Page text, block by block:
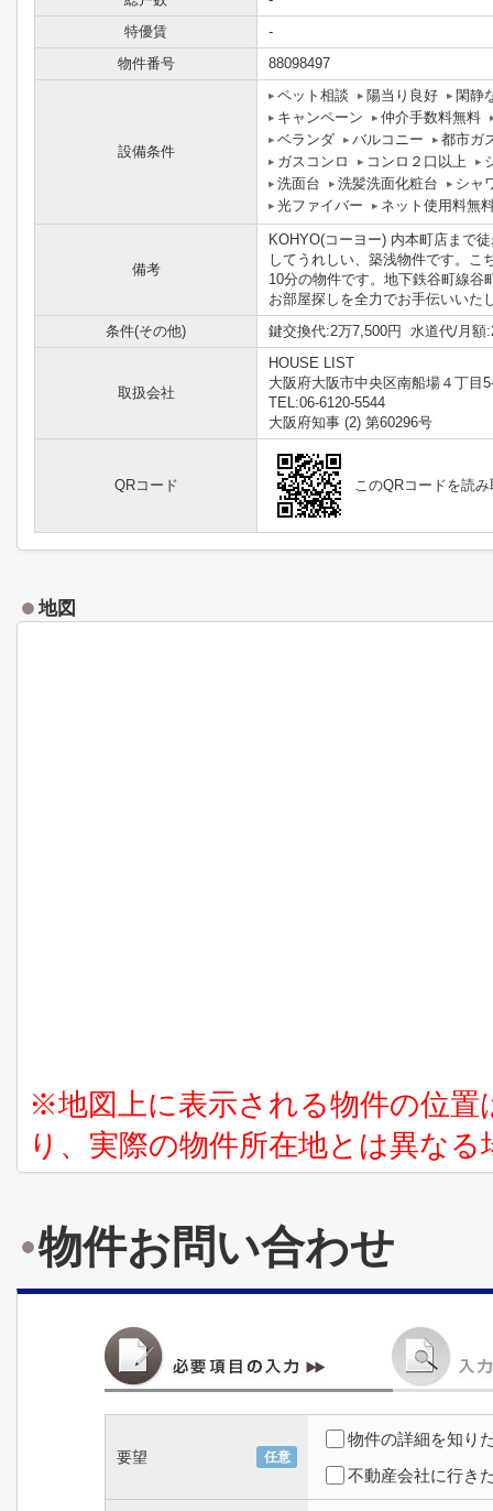
特優賃
-
物件番号
88098497
設備条件
ペット相談 陽当り良好
閑静
キャンペーン
仲介手数料無料
ベランダ
バルコニー
都市ガ
ガスコンロ
コンロ２口以上
洗面台
洗髪洗面化粧台
シャ
光ファイバー
ネット使用料無
備考
KOHYO(コーヨー) 内本町店まで
してうれしい、築浅物件です。こ
10分の物件です。地下鉄谷町線谷
お部屋探しを全力でお手伝いいた
条件(その他)
鍵交換代:2万7,500円 水道代/月額
取扱会社
HOUSE LIST
大阪府大阪市中央区南船場４丁目
TEL:06-6120-5544
大阪府知事 (2) 第60296号
QRコード このQRコードを読
地図
※地図上に表示される物件の位
り、実際の物件所在地とは異な
物件お問い合わせ
要望 任意
物件の詳細を知り
不動産会社に行き